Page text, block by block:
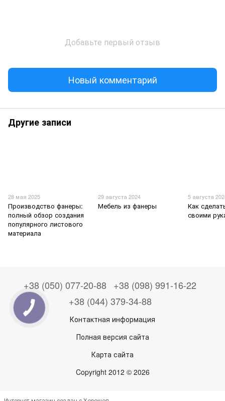
Добавьте первый отзыв
Новый комментарий
Другие записи
28 мая 2025
Производство фанеры:
полный обзор создания
популярного листового
материала
29 августа 2024
Мебель из фанеры
5 августа
Как
своими
+38 (050) 077-20-88 +38 (098) 991-16-22
+38 (044) 379-34-88
Контактная информация
Полная версия сайта
Карта сайта
Copyright 2012 © 2026